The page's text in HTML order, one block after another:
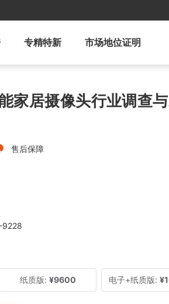
专精特新 市场地位证明
居摄像头行业调查
售后保障
纸质版: ¥9600 电子+纸质版: